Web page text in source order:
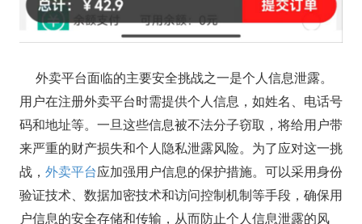
外卖平台面临的主要安全挑战之一是个人信息泄露。
用户在注册外卖平台时需提供个人信息，如姓名、电话号
码和地址等。一旦这些信息被不法分子窃取，将给用户带
来严重的财产损失和个人隐私泄露风险。为了应对这一挑
战， 外卖平台应加强用户信息的保护措施。可以采用身份
验证技术、数据加密技术和访问控制机制等手段，确保用
户信息的安全存储和传输，从而防止个人信息泄露的风